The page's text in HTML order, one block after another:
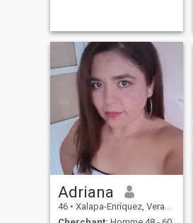
Adriana
46 • Xalapa-Enríquez, Veracruz, Mexique